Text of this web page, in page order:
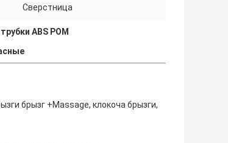
Сверстница
ABS POM
брызг +Massage, клокоча брызги,